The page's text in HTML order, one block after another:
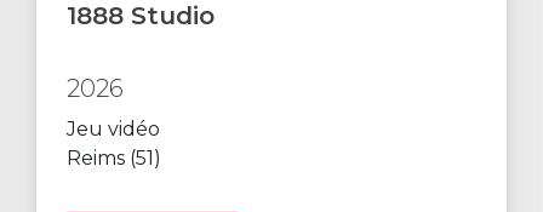
1888 Studio
2026
Jeu vidéo
Reims (51)